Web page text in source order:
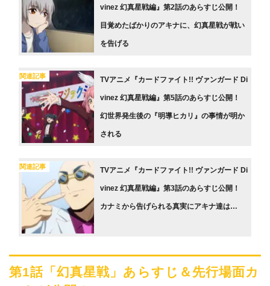
vinez 幻真星戦編』第2話のあらすじ公開！
目覚めたばかりのアキナに、幻真星戦が戦い
を告げる
関連記事 TVアニメ『カードファイト!! ヴァンガード Di
vinez 幻真星戦編』第5話のあらすじ公開！
幻世界発生後の『明導ヒカリ』の事情が明か
される
関連記事 TVアニメ『カードファイト!! ヴァンガード Di
vinez 幻真星戦編』第3話のあらすじ公開！
カナミから告げられる真実にアキナ達は…
第1話「幻真星戦」あらすじ＆先行場面カ